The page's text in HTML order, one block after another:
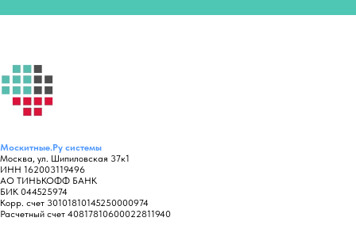
Москитные.Ру системы
Москва, ул. Шипиловская 37к1
ИНН 162003119496
АО ТИНЬКОФФ БАНК
БИК 044525974
Корр. счет 30101810145250000974
Расчетный счет 40817810600022811940